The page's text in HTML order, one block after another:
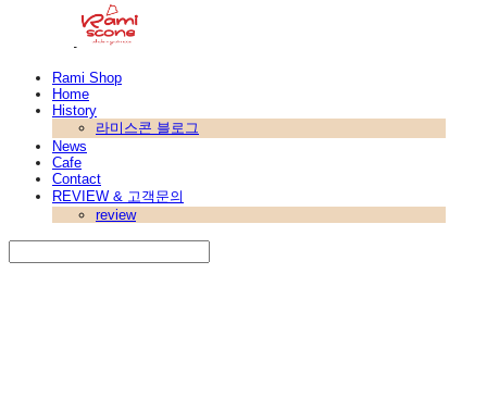
Rami Shop
Home
History
라미스콘 블로그
News
Cafe
Contact
REVIEW & 고객문의
review